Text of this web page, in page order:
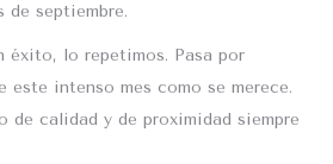
de septiembre.
éxito, lo repetimos. Pasa por
este intenso mes como se merece.
de calidad y de proximidad siempre